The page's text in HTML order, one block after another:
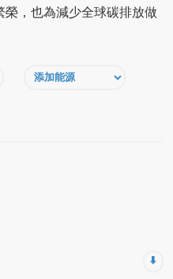
，也為減少全球碳排放做
⬇️